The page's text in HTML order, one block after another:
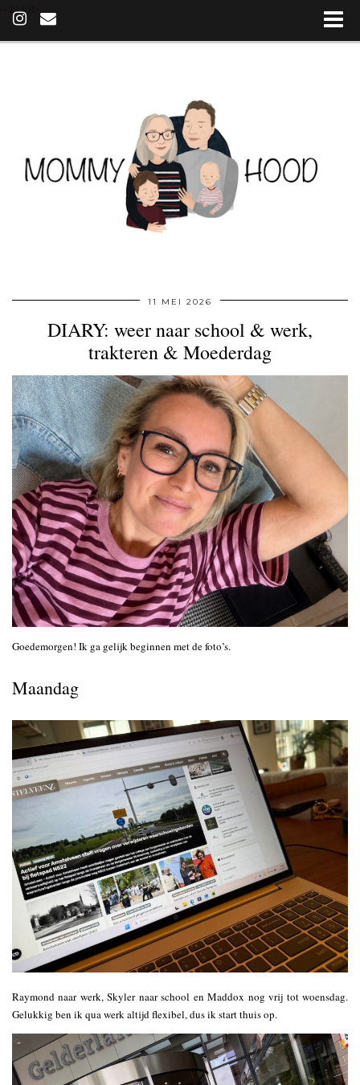
(~215 B)
11 MEI 2026
DIARY: weer naar school & werk,
trakteren & Moederdag
Goedemorgen! Ik ga gelijk beginnen met de foto’s.
Maandag
Raymond naar werk, Skyler naar school en Maddox nog vrij tot woensdag.
Gelukkig ben ik qua werk altijd flexibel, dus ik start thuis op.